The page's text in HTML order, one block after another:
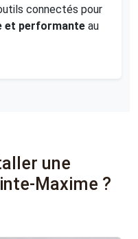
connectés pour
et performante au
une
Maxime ?